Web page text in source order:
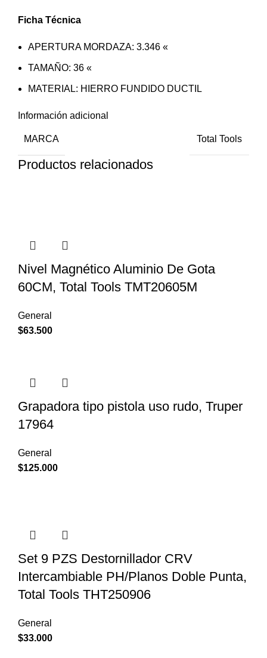
Ficha Técnica
APERTURA MORDAZA: 3.346 «
TAMAÑO: 36 «
MATERIAL: HIERRO FUNDIDO DUCTIL
Información adicional
MARCA Total Tools
Productos relacionados
Nivel Magnético Aluminio De Gota
60CM, Total Tools TMT20605M
General
$63.500
Grapadora tipo pistola uso rudo, Truper
17964
General
$125.000
Set 9 PZS Destornillador CRV
Intercambiable PH/Planos Doble Punta,
Total Tools THT250906
General
$33.000